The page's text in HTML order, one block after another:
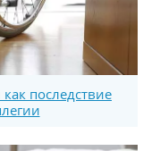
последствие